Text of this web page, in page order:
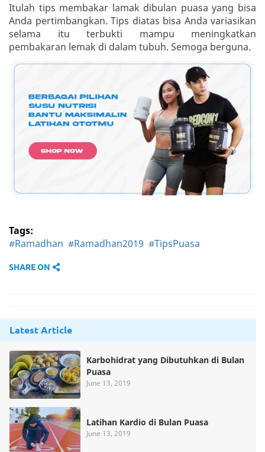
Itulah tips membakar lamak dibulan puasa yang bisa
Anda pertimbangkan. Tips diatas bisa Anda variasikan
selama itu terbukti mampu meningkatkan
pembakaran lemak di dalam tubuh. Semoga berguna.
Tags:
#Ramadhan #Ramadhan2019 #TipsPuasa
SHARE ON
Latest Article
Karbohidrat yang Dibutuhkan di Bulan
Puasa
June 13, 2019
Latihan Kardio di Bulan Puasa
June 13, 2019